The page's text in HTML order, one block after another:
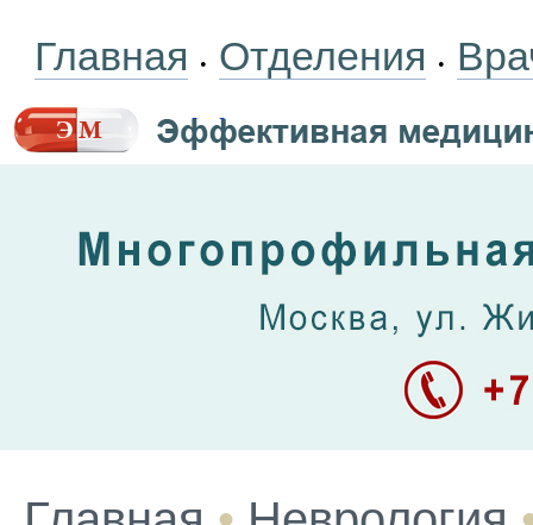
Главная • Отделения •